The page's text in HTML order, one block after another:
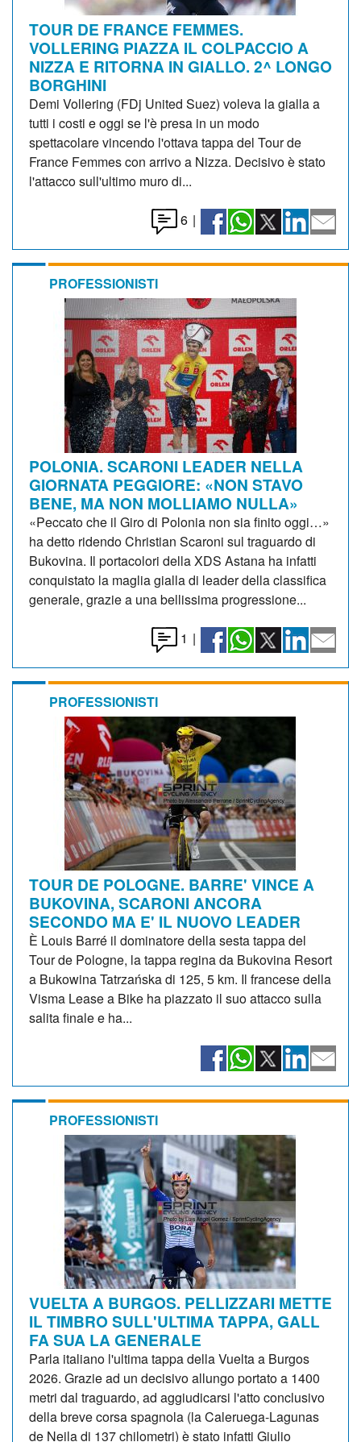
TOUR DE FRANCE FEMMES.
VOLLERING PIAZZA IL COLPACCIO A
NIZZA E RITORNA IN GIALLO. 2^ LONGO
BORGHINI
Demi Vollering (FDj United Suez) voleva la gialla a
tutti i costi e oggi se l'è presa in un modo
spettacolare vincendo l'ottava tappa del Tour de
France Femmes con arrivo a Nizza. Decisivo è stato
l'attacco sull'ultimo muro di...
6 |
PROFESSIONISTI
POLONIA. SCARONI LEADER NELLA
GIORNATA PEGGIORE: «NON STAVO
BENE, MA NON MOLLIAMO NULLA»
«Peccato che il Giro di Polonia non sia finito oggi…»
ha detto ridendo Christian Scaroni sul traguardo di
Bukovina. Il portacolori della XDS Astana ha infatti
conquistato la maglia gialla di leader della classifica
generale, grazie a una bellissima progressione...
1 |
PROFESSIONISTI
TOUR DE POLOGNE. BARRE' VINCE A
BUKOVINA, SCARONI ANCORA
SECONDO MA E' IL NUOVO LEADER
È Louis Barré il dominatore della sesta tappa del
Tour de Pologne, la tappa regina da Bukovina Resort
a Bukowina Tatrzańska di 125, 5 km. Il francese della
Visma Lease a Bike ha piazzato il suo attacco sulla
salita finale e ha...
PROFESSIONISTI
VUELTA A BURGOS. PELLIZZARI METTE
IL TIMBRO SULL'ULTIMA TAPPA, GALL
FA SUA LA GENERALE
Parla italiano l'ultima tappa della Vuelta a Burgos
2026. Grazie ad un decisivo allungo portato a 1400
metri dal traguardo, ad aggiudicarsi l'atto conclusivo
della breve corsa spagnola (la Caleruega-Lagunas
de Neila di 137 chilometri) è stato infatti Giulio